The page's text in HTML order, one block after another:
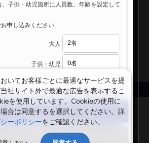
規約集
ニュースリリース
サイトマップ
TRAVEL AGENCY Co.,LTD. All rights reserved.
子供・幼児箇所に人員数、年齢を設定して
申し込みください
大人
子供・幼児
検索する
閉じる
いてお客様ごとに最適なサービスを提
社サイト外で最適な広告を表示するこ
を使用しています。Cookieの使用に
合は同意するを選択してください。詳
ーポリシーをご確認ください。